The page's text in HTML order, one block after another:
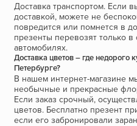
Доставка транспортом. Если
доставкой, можете не
повредится или помнется в
презенты перевозят только
автомобилях.
Доставка цветов – где недорого
Петербурге?
В нашем интернет-магазине
необычные и прекрасные
Если заказ срочный,
цветов. Бесплатно презент
если его забронировали